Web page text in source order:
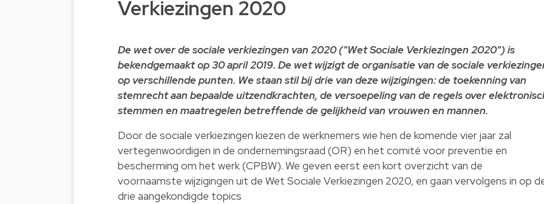
Verkiezingen 2020
De wet over de sociale verkiezingen van 2020 ("Wet Sociale Verkiezingen 2020") is
bekendgemaakt op 30 april 2019. De wet wijzigt de organisatie van de sociale
op verschillende punten. We staan stil bij drie van deze wijzigingen: de toekenning van
stemrecht aan bepaalde uitzendkrachten, de versoepeling van de regels over
stemmen en maatregelen betreffende de gelijkheid van vrouwen en mannen.
Door de sociale verkiezingen kiezen de werknemers wie hen de komende vier jaar zal
vertegenwoordigen in de ondernemingsraad (OR) en het comité voor preventie en
bescherming om het werk (CPBW). We geven eerst een kort overzicht van de
voornaamste wijzigingen uit de Wet Sociale Verkiezingen 2020, en gaan vervolgens in op
drie aangekondigde topics